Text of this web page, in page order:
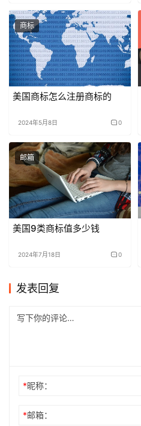
商标
美国商标怎么注册商标的
2024年5月8日 0
邮箱
美国9类商标值多少钱
2024年7月18日 0
发表回复
*昵称：
*邮箱：